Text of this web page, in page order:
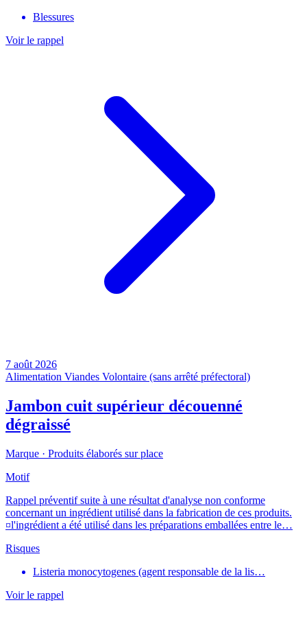
Blessures
Voir le rappel
7 août 2026
Alimentation Viandes Volontaire (sans arrêté préfectoral)
Jambon cuit supérieur découenné
dégraissé
Marque · Produits élaborés sur place
Motif
Rappel préventif suite à une résultat d'analyse non conforme
concernant un ingrédient utilisé dans la fabrication de ces produits.
¤l'ingrédient a été utilisé dans les préparations emballées entre le…
Risques
Listeria monocytogenes (agent responsable de la lis…
Voir le rappel